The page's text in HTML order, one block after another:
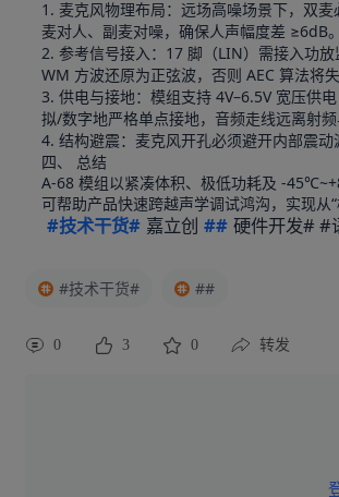
1. 麦克风物理布局：远场高噪场景下，双
麦对人、副麦对噪，确保人声幅度差 ≥6dB。
2. 参考信号接入：17 脚（LIN）需接入功
WM 方波还原为正弦波，否则 AEC 算法将失
3. 供电与接地：模组支持 4V–6.5V 宽压供
拟/数字地严格单点接地，音频走线远离射频
4. 结构避震：麦克风开孔必须避开内部震
四、 总结
A-68 模组以紧凑体积、极低功耗及 -
可帮助产品快速跨越声学调试鸿沟，实现从
#技术干货# 嘉立创 ## 硬件开发# #
#技术干货# ##
0 3 0 转发